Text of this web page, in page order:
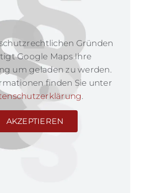
Gründen
Google Maps Ihre
um geladen zu werden.
finden Sie unter
.
AKZEPTIEREN